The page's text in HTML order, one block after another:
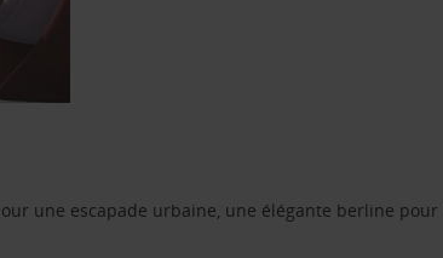
une escapade urbaine, une élégante berline pour